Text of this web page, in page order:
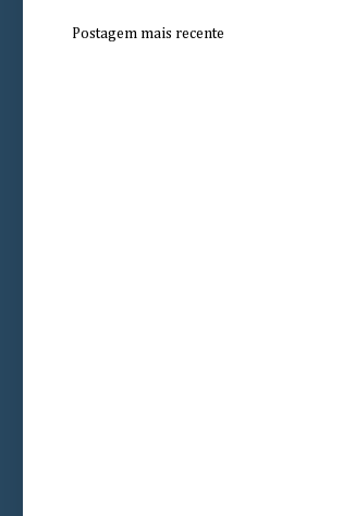
Postagem mais recente